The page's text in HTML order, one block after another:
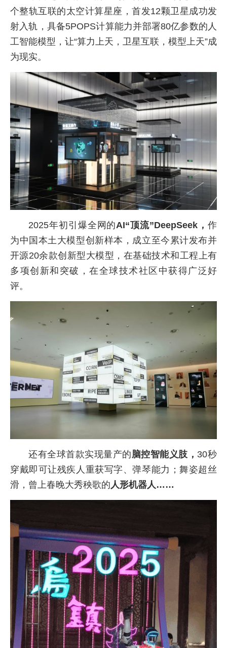
个整轨互联的太空计算星座，首发12颗卫星成功发
射入轨，具备5POPS计算能力并部署80亿参数的人
工智能模型，让“算力上天，卫星互联，模型上天”成
为现实。
2025年初引爆全网的AI“顶流”DeepSeek，作
为中国本土大模型创新样本，成立至今累计发布并
开源20余款创新型大模型，在基础技术和工程上有
多项创新和突破，在全球技术社区中获得广泛好
评。
还有全球首款实现量产的脑控智能义肢， 30秒
穿戴即可让残疾人重获写字、弹琴能力；舞姿超丝
滑，曾上春晚大秀秧歌的人形机器人……